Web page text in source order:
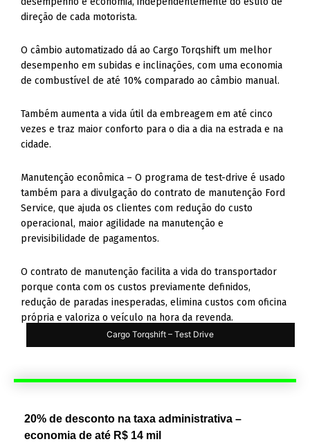
direção de cada motorista.
O câmbio automatiza­do dá ao Cargo Torqshift um melhor
desempenho em subidas e inclinações, com uma economia
de com­bustível de até 10% comparado ao câmbio manual.
Também aumen­ta a vida útil da embreagem em até cinco
vezes e traz maior conforto para o dia a dia na estrada e na
cidade.
Manutenção econômica – O programa de test-drive é usado
também para a divulgação do contrato de manutenção Ford
Service, que ajuda os clientes com redução do custo
operacional, maior agilidade na ma­nutenção e
previsibilidade de pagamen­tos.
O contrato de manutenção facilita a vida do transportador
porque conta com os custos previamente definidos,
redução de paradas inesperadas, elimina custos com oficina
própria e valoriza o veículo na hora da revenda.
Cargo Torqshift – Test Drive
20% de desconto na taxa administrativa –
economia de até R$ 14 mil